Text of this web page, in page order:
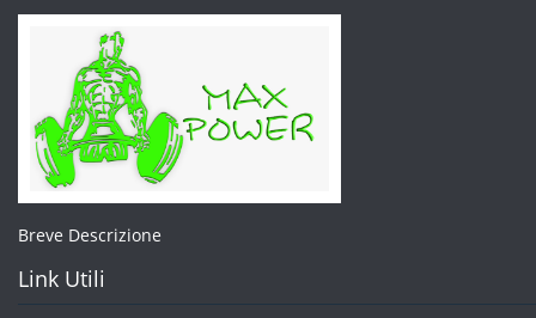
Breve Descrizione
Link Utili